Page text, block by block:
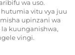
wa uso.
vitu vya juu
upinzani wa
kuunganishwa,
vingi.